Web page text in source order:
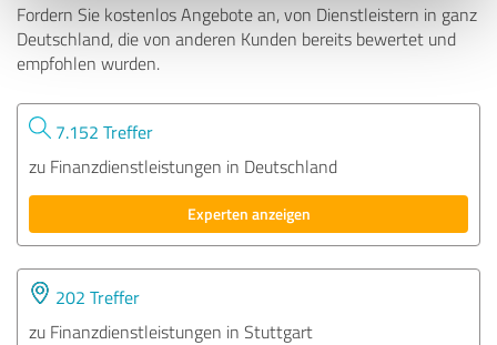
Fordern Sie kostenlos Angebote an, von Dienstleistern in ganz
Deutschland, die von anderen Kunden bereits bewertet und
empfohlen wurden.
7.152 Treffer
zu Finanzdienstleistungen in Deutschland
Experten anzeigen
202 Treffer
zu Finanzdienstleistungen in Stuttgart